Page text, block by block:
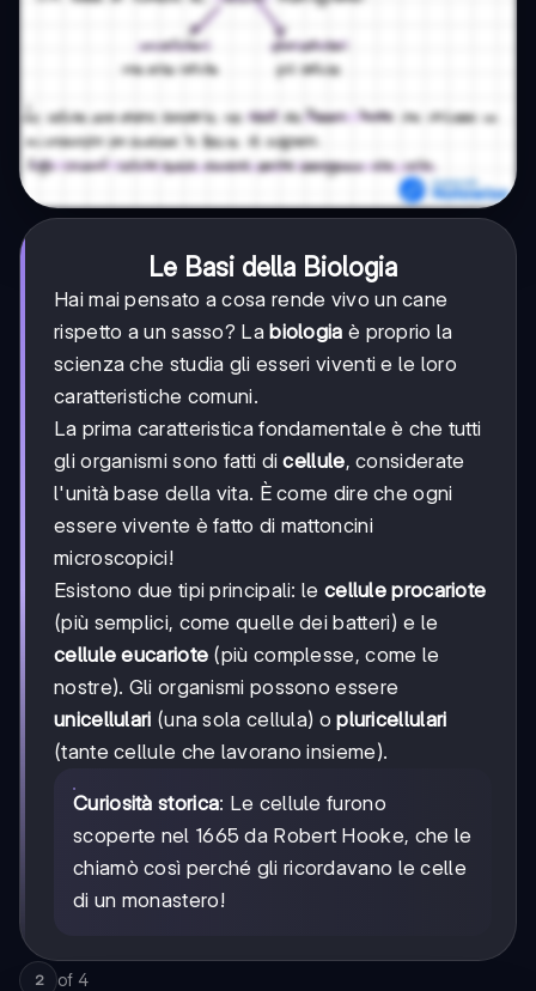
Le Basi della Biologia
Hai mai pensato a cosa rende vivo un cane
rispetto a un sasso? La biologia è proprio la
scienza che studia gli esseri viventi e le loro
caratteristiche comuni.
La prima caratteristica fondamentale è che tutti
gli organismi sono fatti dicellule, considerate
l'unità base della vita. È come dire che ogni
essere vivente è fatto di mattoncini
microscopici!
Esistono due tipi principali: le cellule procariote
(più semplici, come quelle dei batteri) e le
cellule eucariote (più complesse, come le
nostre). Gli organismi possono essere
unicellulari (una sola cellula) opluricellulari
(tante cellule che lavorano insieme).
Curiosità storica: Le cellule furono
scoperte nel 1665 da Robert Hooke, che le
chiamò così perché gli ricordavano le celle
di un monastero!
2 of 4